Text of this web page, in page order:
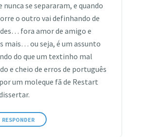
nunca se separaram, e quando
o outro vai definhando de
fora amor de amigo e
mais… ou seja, é um assunto
do que um textinho mal
e cheio de erros de português
um moleque fã de Restart
RESPONDER